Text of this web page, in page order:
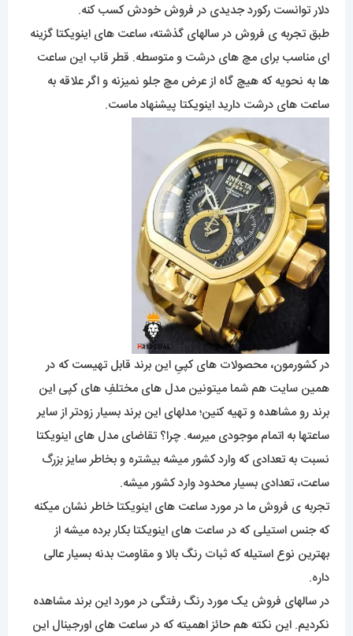
دلار توانست رکورد جدیدی در فروش خودش کسب کنه.
طبق تجربه ی فروش در سالهای گذشته، ساعت های اینویکتا گزینه
ای مناسب برای مچ های درشت و متوسطه. قطر قاب این ساعت
ها به نحویه که هیچ گاه از عرض مچ جلو نمیزنه و اگر علاقه به
ساعت های درشت دارید اینویکتا پیشنهاد ماست.
در کشورمون، محصولات های کپیِ این برند قابل تهیست که در
همین سایت هم شما میتونین مدل های مختلفِ های کپی این
برند رو مشاهده و تهیه کنین؛ مدلهای این برند بسیار زودتر از سایر
ساعتها به اتمام موجودی میرسه. چرا؟ تقاضای مدل های اینویکتا
نسبت به تعدادی که وارد کشور میشه بیشتره و بخاطر سایز بزرگ
ساعت، تعدادی بسیار محدود وارد کشور میشه.
تجربه ی فروش ما در مورد ساعت های اینویکتا خاطر نشان میکنه
که جنس استیلی که در ساعت های اینویکتا بکار برده میشه از
بهترین نوع استیله که ثبات رنگ بالا و مقاومت بدنه بسیار عالی
داره.
در سالهای فروش یک مورد رنگ رفتگی در مورد این برند مشاهده
نکردیم. این نکته هم حائز اهمیته که در ساعت های اورجینال این